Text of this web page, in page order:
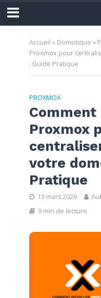
Accueil » Domotique »
Proxmox pour
: Guide Pratique
PROXMOX
Proxmox
votre
Pratique
13 mars 2026
9 min de lecture